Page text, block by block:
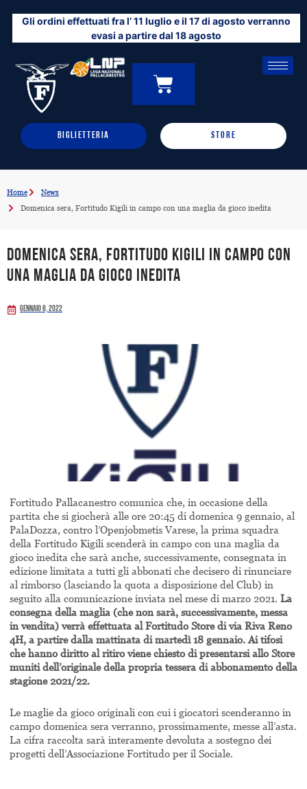
contenuto
Gli ordini effettuati fra l’ 11 luglio e il 17 di agosto verranno
evasi a partire dal 18 agosto
0
CARRELLO
BIGLIETTERIA STORE
Home
News
Domenica sera, Fortitudo Kigili in campo con una maglia da gioco inedita
Domenica sera, Fortitudo Kigili in campo con
una maglia da gioco inedita
Gennaio 8, 2022
Fortitudo Pallacanestro comunica che, in occasione della
partita che si giocherà alle ore 20:45 di domenica 9 gennaio, al
PalaDozza, contro l’Openjobmetis Varese, la prima squadra
della Fortitudo Kigili scenderà in campo con una maglia da
gioco inedita che sarà anche, successivamente, consegnata in
edizione limitata a tutti gli abbonati che decisero di rinunciare
al rimborso (lasciando la quota a disposizione del Club) in
seguito alla comunicazione inviata nel mese di marzo 2021. La
consegna della maglia (che non sarà, successivamente, messa
in vendita) verrà effettuata al Fortitudo Store di via Riva Reno
4H, a partire dalla mattinata di martedì 18 gennaio. Ai tifosi
che hanno diritto al ritiro viene chiesto di presentarsi allo Store
muniti dell’originale della propria tessera di abbonamento della
stagione 2021/22.
Le maglie da gioco originali con cui i giocatori scenderanno in
campo domenica sera verranno, prossimamente, messe all’asta.
La cifra raccolta sarà interamente devoluta a sostegno dei
progetti dell’Associazione Fortitudo per il Sociale.